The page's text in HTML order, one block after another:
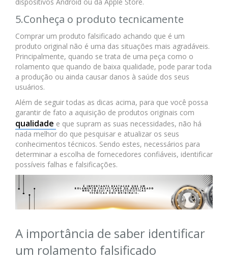
5.Conheça o produto tecnicamente
Comprar um produto falsificado achando que é um
produto original não é uma das situações mais agradáveis.
Principalmente, quando se trata de uma peça como o
rolamento que quando de baixa qualidade, pode parar toda
a produção ou ainda causar danos à saúde dos seus
usuários.
Além de seguir todas as dicas acima, para que você possa
garantir de fato a aquisição de produtos originais com
qualidade e que supram as suas necessidades, não há
nada melhor do que pesquisar e atualizar os seus
conhecimentos técnicos. Sendo estes, necessários para
determinar a escolha de fornecedores confiáveis, identificar
possíveis falhas e falsificações.
A importância de saber identificar
um rolamento falsificado